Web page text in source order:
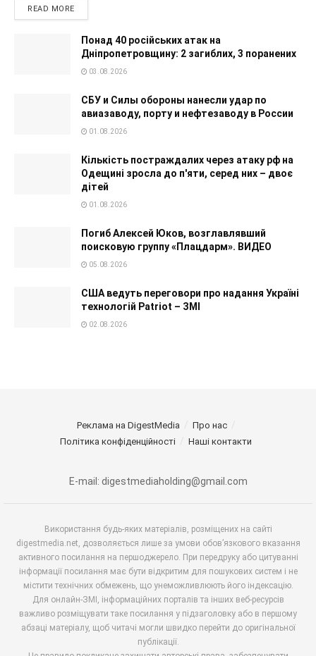
READ MORE
Понад 40 російських атак на
Дніпропетровщину: 2 загиблих, 3 поранених
03.08.2026
СБУ и Силы обороны нанесли удар по
авиазаводу, порту и нефтезаводу в России
01.08.2026
Кількість постраждалих через атаку рф на
Одещині зросла до п'яти, серед них – двоє
дітей
01.08.2026
Погиб Алексей Юков, возглавлявший
поисковую группу «Плацдарм». ВИДЕО
05.08.2026
США ведуть переговори про надання Україні
технологій Patriot – ЗМІ
02.08.2026
Реклама на DigestMedia
Про нас
Політика конфіденційності
Наші контакти
E-mail: digestmediaholding@gmail.com
Використання будь-яких матеріалів, розміщених на сайті
digestmedia.net, дозволяється лише за умови обов’язкового вказання
активного посилання на першоджерело. При передруку або цитуванні
інформації посилання має бути відкритим для пошукових систем і не
містити технічних обмежень, що унеможливлюють його індексацію.
Для онлайн-ЗМІ, інформаційних порталів та інших веб-ресурсів
важливо розміщувати таке посилання у підзаголовку або в першому
абзаці матеріалу, щоб читачі могли швидко перейти до оригінальної
публікації.